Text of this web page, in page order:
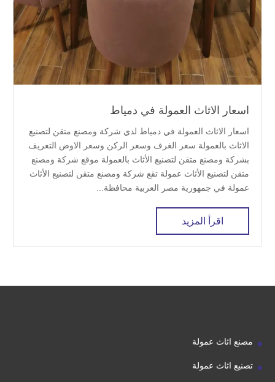
اسعار الاثاث العمولة في دمياط
اسعار الاثاث العمولة في دمياط لدي شركة ومصنع متقن لتصنيع
الاثاث بالعمولة سعر الغرف وسعر الركن وسعر الاوض التعريف
بشركة ومصنع متقن لتصنيع الأثاث بالعمولة موقع شركة ومصنع
متقن لتصنيع الأثاث عمولة تقع شركة ومصنع متقن لتصنيع الأثاث
عمولة في جمهورية مصر العربية محافظة...
اقرأ المزيد
مصنع اثاث عمولة
تصنيع اثاث عمولة